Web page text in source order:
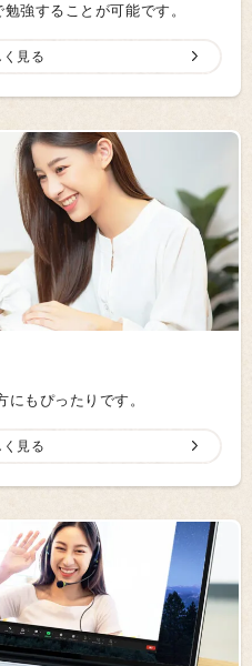
強することが可能です。
く見る
もぴったりです。
く見る